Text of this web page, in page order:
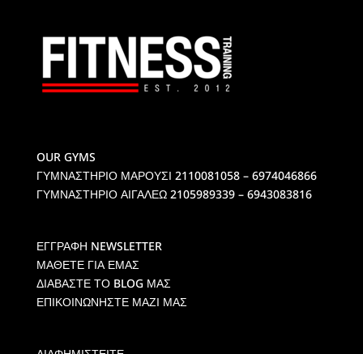
OUR GYMS
ΓΥΜΝΑΣΤΗΡΙΟ ΜΑΡΟΥΣΙ 2110081058 – 6974046866
ΓΥΜΝΑΣΤΗΡΙΟ ΑΙΓΑΛΕΩ2105989339 – 6943083816
ΕΓΓΡΑΦΗ NEWSLETTER
ΜΑΘΕΤΕ ΓΙΑ ΕΜΑΣ
ΔΙΑΒΑΣΤΕ ΤΟ BLOG ΜΑΣ
ΕΠΙΚΟΙΝΩΝΗΣΤΕ ΜΑΖΙ ΜΑΣ